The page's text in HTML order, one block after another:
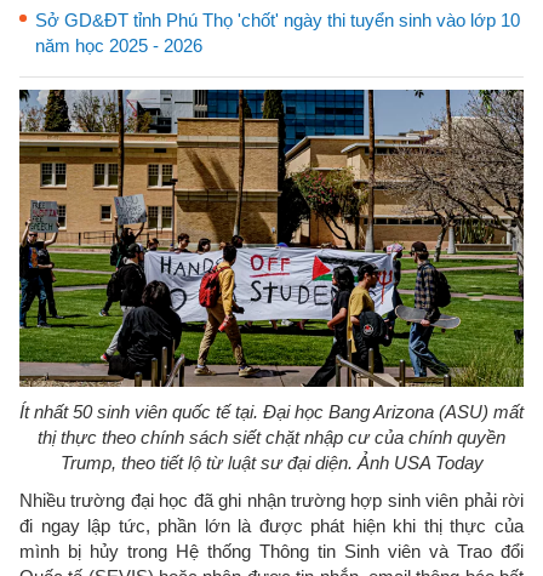
Sở GD&ĐT tỉnh Phú Thọ 'chốt' ngày thi tuyển sinh vào lớp 10
năm học 2025 - 2026
Ít nhất 50 sinh viên quốc tế tại. Đại học Bang Arizona (ASU) mất
thị thực theo chính sách siết chặt nhập cư của chính quyền
Trump, theo tiết lộ từ luật sư đại diện. Ảnh USA Today
Nhiều trường đại học đã ghi nhận trường hợp sinh viên phải rời
đi ngay lập tức, phần lớn là được phát hiện khi thị thực của
mình bị hủy trong Hệ thống Thông tin Sinh viên và Trao đổi